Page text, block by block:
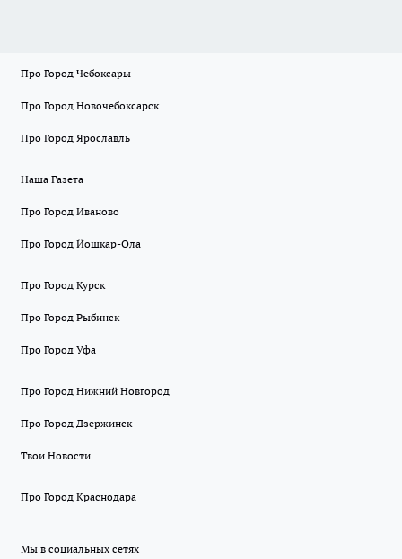
Про Город Чебоксары
Про Город Новочебоксарск
Про Город Ярославль
Наша Газета
Про Город Иваново
Про Город Йошкар-Ола
Про Город Курск
Про Город Рыбинск
Про Город Уфа
Про Город Нижний Новгород
Про Город Дзержинск
Твои Новости
Про Город Краснодара
Мы в социальных сетях